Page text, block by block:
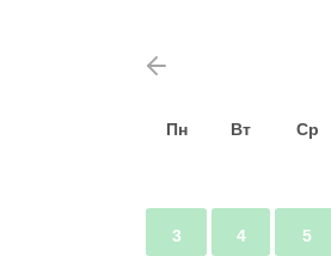
Пн Вт Ср
3 4 5